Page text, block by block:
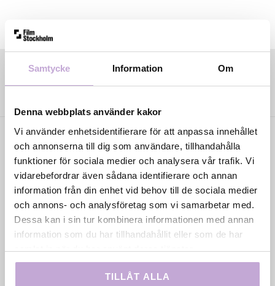
Samtycke Information Om
Denna webbplats använder kakor
Vi använder enhetsidentifierare för att anpassa innehållet
och annonserna till dig som användare, tillhandahålla
funktioner för sociala medier och analysera vår trafik. Vi
vidarebefordrar även sådana identifierare och annan
information från din enhet vid behov till de sociala medier
och annons- och analysföretag som vi samarbetar med.
Dessa kan i sin tur kombinera informationen med annan
information som du har tillhandahållit eller som de har
samlat in när du har använt deras tjänster.
TILLÅT ALLA
Film Stockholm AB är en regional filmfond med
uppdrag att skapa förutsättningar för film- och tv-
samproduktion, filmkommissionär verksamhet och
talangutveckling. Bolaget ägs av Region Stockholm